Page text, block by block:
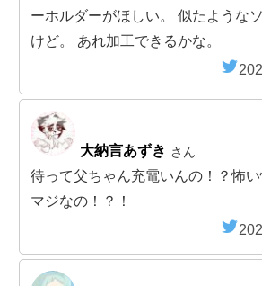
ーホルダーがほしい。 似たような
けど。 あれ加工できるかな。
大納言あずき さん
待って父ちゃん充電いんの！？怖
マジなの！？！